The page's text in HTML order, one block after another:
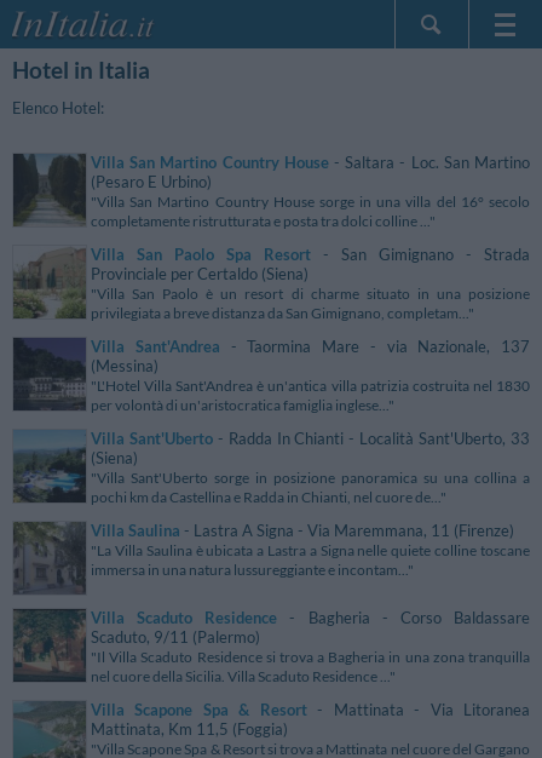
Hotel in Italia
Elenco Hotel:
Villa San Martino Country House- Saltara - Loc. San Martino
(Pesaro E Urbino)
"Villa San Martino Country House sorge in una villa del 16° secolo
completamente ristrutturata e posta tra dolci colline ..."
Villa San Paolo Spa Resort - San Gimignano - Strada
Provinciale per Certaldo (Siena)
"Villa San Paolo è un resort di charme situato in una posizione
privilegiata a breve distanza da San Gimignano, completam..."
Villa Sant'Andrea - Taormina Mare - via Nazionale, 137
(Messina)
"L'Hotel Villa Sant'Andrea è un'antica villa patrizia costruita nel 1830
per volontà di un'aristocratica famiglia inglese..."
Villa Sant'Uberto- Radda In Chianti - Località Sant'Uberto, 33
(Siena)
"Villa Sant'Uberto sorge in posizione panoramica su una collina a
pochi km da Castellina e Radda in Chianti, nel cuore de..."
Villa Saulina - Lastra A Signa - Via Maremmana, 11 (Firenze)
"La Villa Saulina è ubicata a Lastra a Signa nelle quiete colline toscane
immersa in una natura lussureggiante e incontam..."
Villa Scaduto Residence - Bagheria - Corso Baldassare
Scaduto, 9/11 (Palermo)
"Il Villa Scaduto Residence si trova a Bagheria in una zona tranquilla
nel cuore della Sicilia. Villa Scaduto Residence ..."
Villa Scapone Spa & Resort- Mattinata - Via Litoranea
Mattinata, Km 11,5 (Foggia)
"Villa Scapone Spa & Resort si trova a Mattinata nel cuore del Gargano